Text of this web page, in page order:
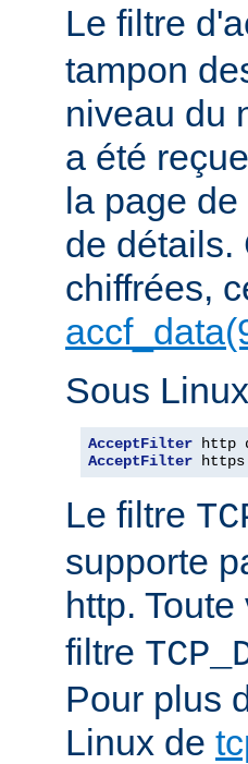
Le filtre
tampon
niveau du
a été
la page
de détails.
chiffrées,
Sous
AcceptFilter
AcceptFilter https
Le filtre
supporte
http.
filtre
Pour plus
Linux de